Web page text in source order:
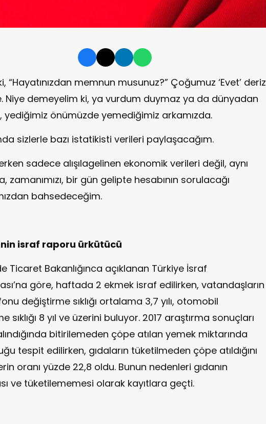
“Hayatınızdan memnun musunuz?” Çoğumuz ‘Evet’ deriz
Niye demeyelim ki, ya vurdum duymaz ya da dünyadan
yediğimiz önümüzde yemediğimiz arkamızda.
sizlerle bazı istatikisti verileri paylaşacağım.
sadece alışılagelinen ekonomik verileri değil, aynı
zamanımızı, bir gün gelipte hesabının sorulacağı
bahsedeceğim.
israf raporu ürkütücü
Ticaret Bakanlığınca açıklanan Türkiye İsraf
göre, haftada 2 ekmek israf edilirken, vatandaşların
değiştirme sıklığı ortalama 3,7 yılı, otomobil
sıklığı 8 yıl ve üzerini buluyor. 2017 araştırma sonuçları
bitirilemeden çöpe atılan yemek miktarında
tespit edilirken, gıdaların tüketilmeden çöpe atıldığını
oranı yüzde 22,8 oldu. Bunun nedenleri gıdanın
ve tüketilememesi olarak kayıtlara geçti.